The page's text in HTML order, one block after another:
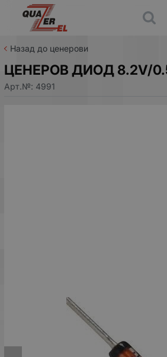
Назад до ценерови
ЦЕНЕРОВ ДИОД 8.2V/
Арт.№: 4991